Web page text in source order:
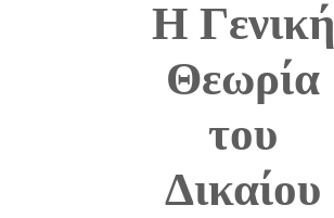
Η Γενική
Θεωρία
του
Δικαίου